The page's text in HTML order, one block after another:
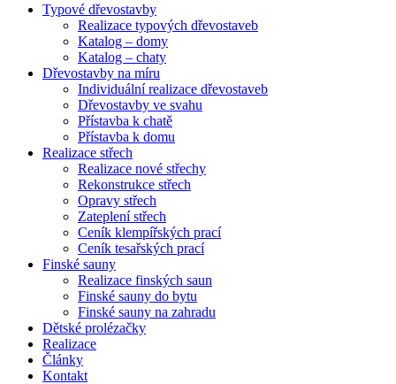
Typové dřevostavby
Realizace typových dřevostaveb
Katalog – domy
Katalog – chaty
Dřevostavby na míru
Individuální realizace dřevostaveb
Dřevostavby ve svahu
Přístavba k chatě
Přístavba k domu
Realizace střech
Realizace nové střechy
Rekonstrukce střech
Opravy střech
Zateplení střech
Ceník klempířských prací
Ceník tesařských prací
Finské sauny
Realizace finských saun
Finské sauny do bytu
Finské sauny na zahradu
Dětské prolézačky
Realizace
Články
Kontakt